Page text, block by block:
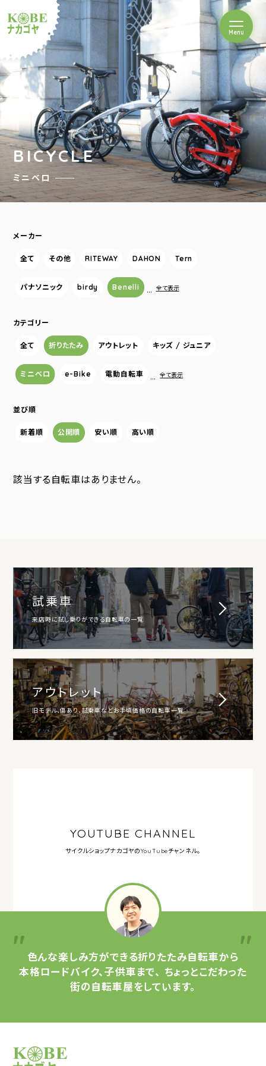
ルショップナカゴヤ
Menuを開閉
BICYCLE
ミニベロ
メーカー
全て その他 RITEWAY DAHON Tern
パナソニック birdy Benelli … 全て表示
カテゴリー
全て 折りたたみ アウトレット キッズ / ジュニア
ミニベロ e-Bike 電動自転車 … 全て表示
並び順
新着順 公開順 安い順 高い順
該当する自転車はありません。
試乗車
来店時に試し乗りができる自転車の一覧
アウトレット
旧モデル、傷あり、試乗車などお手頃価格の自転車一覧
YOUTUBE CHANNEL
サイクルショップナカゴヤのYouTubeチャンネル。
色んな楽しみ方ができる折りたたみ自転車から
本格ロードバイク、子供車まで、 ちょっとこだわった
街の自転車屋をしています。
サイクルショップナカゴヤ